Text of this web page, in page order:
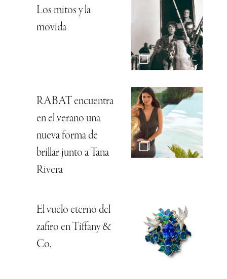
Los mitos y la
movida
RABAT encuentra
en el verano una
nueva forma de
brillar junto a Tana
Rivera
El vuelo eterno del
zafiro en Tiffany &
Co.